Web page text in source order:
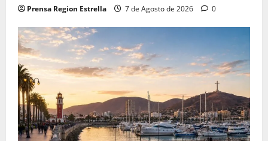
Prensa Region Estrella 7 de Agosto de 2026 0